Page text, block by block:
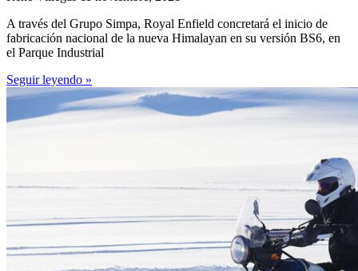
A través del Grupo Simpa, Royal Enfield concretará el inicio de
fabricación nacional de la nueva Himalayan en su versión BS6, en
el Parque Industrial
Seguir leyendo »